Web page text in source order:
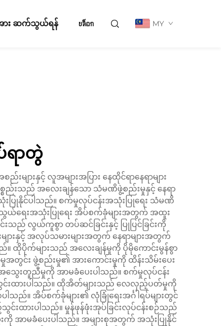
ား ဆက်သွယ်ရန် บล็อก MY
ရာတွဲ
ားနှင့် လူအများအပြား နေထိုင်ရာနေရာများ
ည်းသည် အလေးချန်သော သံမဏိဖွဲ့စည်းမှုနှင့် နေရာ
သုံးပြုနိုင်ပါသည်။ စက်မှုလုပ်ငန်းအသုံးပြုရေး သံမဏိ
ကုန်သွယ်ရေးအသုံးပြုရေး အိပ်စက်ခုံများအတွက် အထူး
းသည် လွယ်ကူစွာ တပ်ဆင်ခြင်းနှင့် ပြုပြင်ခြင်းကို
ျားနှင့် အလုပ်သမားများအတွက် နေရာများအတွက်
ထိုပိုက်များသည် အလေးချန်မှုကို ပိုမိုကောင်းမွန်စွာ
တွင်း ဖွဲ့စည်းမှု၏ အားကောင်းမှုကို ထိန်းသိမ်းပေး
ေးတူညီမှုကို အာမခံပေးပါသည်။ စက်မှုလုပ်ငန်း
င်းထားပါသည်။ ထိုအိတ်များသည် လေလှည့်ပတ်မှုကို
ည်။ အိပ်စက်ခုံများ၏ လုံခြုံရေးအင်္ဂါရပ်များတွင်
သွင်းထားပါသည်။ မှုန်ဖုန်ဖုံးအုပ်ခြင်းလုပ်ငန်းစဉ်သည်
ကို အာမခံပေးပါသည်။ အများစုအတွက် အသုံးပြုနိုင်